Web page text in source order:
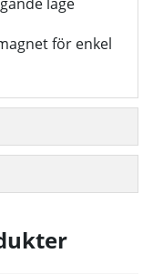
för enkel